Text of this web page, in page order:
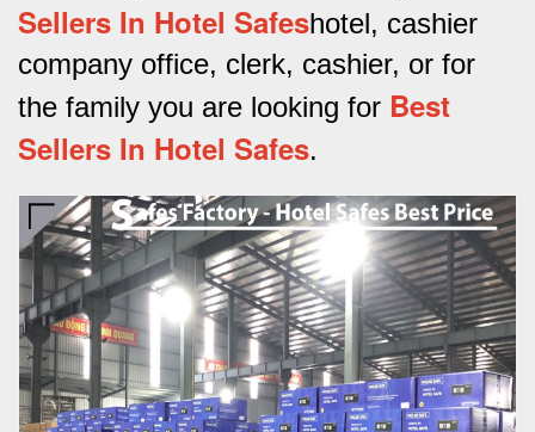
Sellers In Hotel Safeshotel, cashier
company office, clerk, cashier, or for
the family you are looking for Best
Sellers In Hotel Safes.